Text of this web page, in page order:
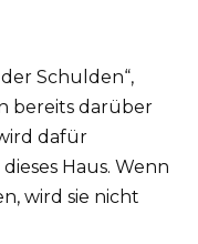
Schulden“,
bereits darüber
dafür
Haus. Wenn
wird sie nicht